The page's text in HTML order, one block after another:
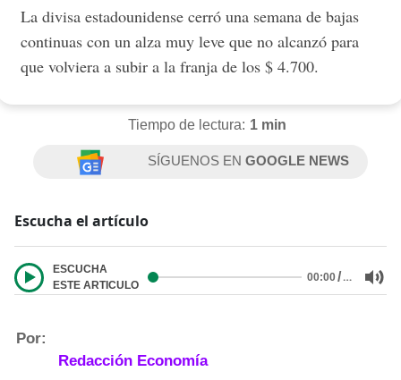
La divisa estadounidense cerró una semana de bajas
continuas con un alza muy leve que no alcanzó para
que volviera a subir a la franja de los $ 4.700.
Tiempo de lectura: 1 min
SÍGUENOS ENGOOGLE NEWS
Escucha el artículo
ESCUCHA
ESTE ARTICULO
00:00/…
Por:
Redacción Economía